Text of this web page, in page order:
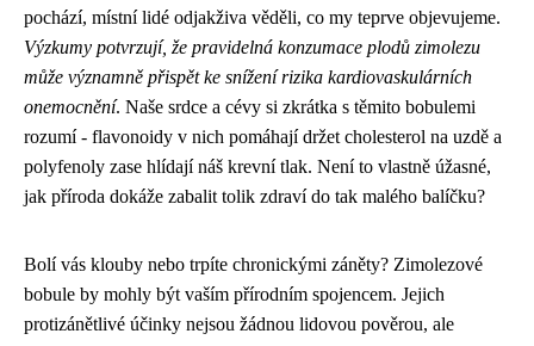
pochází, místní lidé odjakživa věděli, co my teprve objevujeme.
Výzkumy potvrzují, že pravidelná konzumace plodů zimolezu
může významně přispět ke snížení rizika kardiovaskulárních
onemocnění. Naše srdce a cévy si zkrátka s těmito bobulemi
rozumí - flavonoidy v nich pomáhají držet cholesterol na uzdě a
polyfenoly zase hlídají náš krevní tlak. Není to vlastně úžasné,
jak příroda dokáže zabalit tolik zdraví do tak malého balíčku?
Bolí vás klouby nebo trpíte chronickými záněty? Zimolezové
bobule by mohly být vaším přírodním spojencem. Jejich
protizánětlivé účinky nejsou žádnou lidovou pověrou, ale